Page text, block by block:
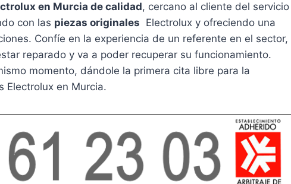
en Murcia de calidad, cercano al cliente del servicio
con las piezas originales Electrolux y ofreciendo una
Confíe en la experiencia de un referente en el sector,
reparado y va a poder recuperar su funcionamiento.
momento, dándole la primera cita libre para la
Electrolux en Murcia.